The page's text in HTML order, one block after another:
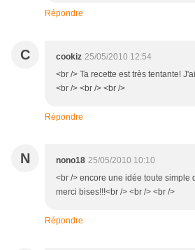
Répondre
C cookiz 25/05/2010 12:54
<br /> Ta recette est très tentante!
<br /> <br /> <br />
Répondre
N nono18 25/05/2010 10:10
<br /> encore une idée toute simple
merci bises!!!<br /> <br /> <br />
Répondre